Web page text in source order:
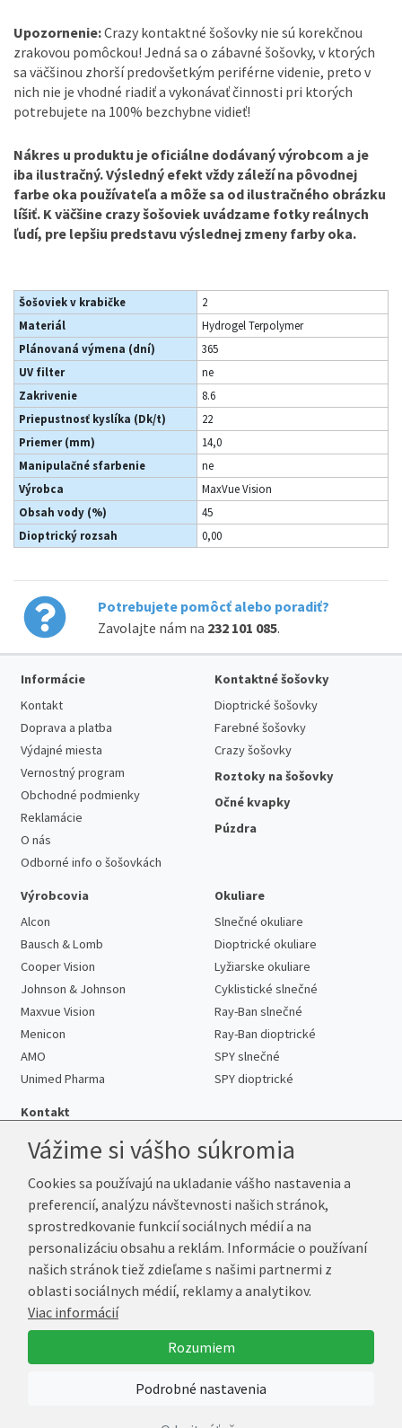
Upozornenie:Crazy kontaktné šošovky nie sú korekčnou
zrakovou pomôckou! Jedná sa o zábavné šošovky, v ktorých
sa väčšinou zhorší predovšetkým periférne videnie, preto v
nich nie je vhodné riadiť a vykonávať činnosti pri ktorých
potrebujete na 100% bezchybne vidieť!
Nákres u produktu je oficiálne dodávaný výrobcom a je
iba ilustračný. Výsledný efekt vždy záleží na pôvodnej
farbe oka používateľa a môže sa od ilustračného obrázku
líšiť. K väčšine crazy šošoviek uvádzame fotky reálnych
ľudí, pre lepšiu predstavu výslednej zmeny farby oka.
Šošoviek v krabičke
2
Materiál
Hydrogel Terpolymer
Plánovaná výmena (dní)
365
UV filter
ne
Zakrivenie
8.6
Priepustnosť kyslíka (Dk/t)
22
Priemer (mm)
14,0
Manipulačné sfarbenie
ne
Výrobca
MaxVue Vision
Obsah vody (%)
45
Dioptrický rozsah
0,00
Potrebujete pomôcť alebo poradiť?
Zavolajte nám na 232 101 085.
Informácie
Kontakt
Doprava a platba
Výdajné miesta
Vernostný program
Obchodné podmienky
Reklamácie
O nás
Odborné info o šošovkách
Kontaktné šošovky
Dioptrické šošovky
Farebné šošovky
Crazy šošovky
Roztoky na šošovky
Očné kvapky
Púzdra
Výrobcovia
Alcon
Bausch & Lomb
Cooper Vision
Johnson & Johnson
Maxvue Vision
Menicon
AMO
Unimed Pharma
Okuliare
Slnečné okuliare
Dioptrické okuliare
Lyžiarske okuliare
Cyklistické slnečné
Ray-Ban slnečné
Ray-Ban dioptrické
SPY slnečné
SPY dioptrické
Kontakt
Telefón:+421 222 205 863
E-mail:info@kup-sosovky.sk
Reklamačná adresa
Andrea Votavová
Revoluční 1017
290 01 Poděbrady
Česká republika
VytvorilMarek Kebza
Vážime si vášho súkromia
Cookies sa používajú na ukladanie vášho nastavenia a
preferencií, analýzu návštevnosti našich stránok,
sprostredkovanie funkcií sociálnych médií a na
personalizáciu obsahu a reklám. Informácie o používaní
našich stránok tiež zdieľame s našimi partnermi z
oblasti sociálnych médií, reklamy a analytikov.
Viac informácií
Rozumiem
Podrobné nastavenia